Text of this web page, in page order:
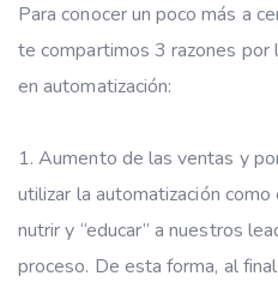
Para conocer un poco más a
te compartimos 3 razones por
en automatización:
Aumento de las ventas y
utilizar la automatización
nutrir y “educar” a nuestros
proceso. De esta forma, al